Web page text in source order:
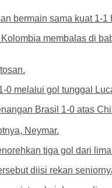
bermain sama kuat 1-1
membalas di
0 melalui gol tunggal
Brasil 1-0 atas
Neymar.
tiga gol dari
diisi rekan